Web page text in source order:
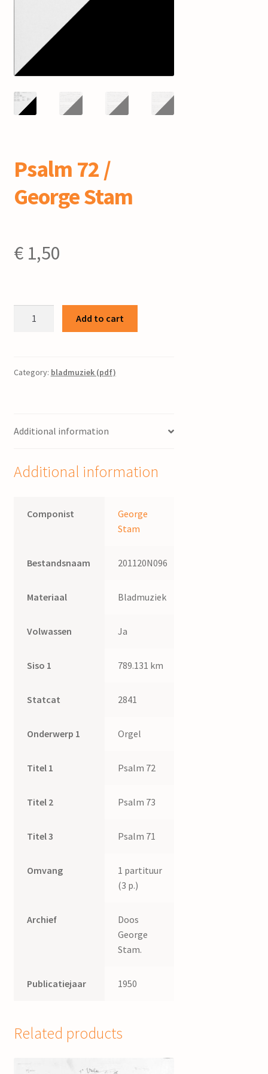
Psalm 72 /
George Stam
€1,50
Stam
Add to cart
Category: bladmuziek (pdf)
Additional information
Additional information
Componist
George
Stam
Bestandsnaam 201120N096
Materiaal Bladmuziek
Volwassen Ja
Siso 1 789.131 km
Statcat 2841
Onderwerp 1 Orgel
Titel 1 Psalm 72
Titel 2 Psalm 73
Titel 3 Psalm 71
Omvang
1 partituur
(3 p.)
Archief
Doos
George
Stam.
Publicatiejaar 1950
Related products